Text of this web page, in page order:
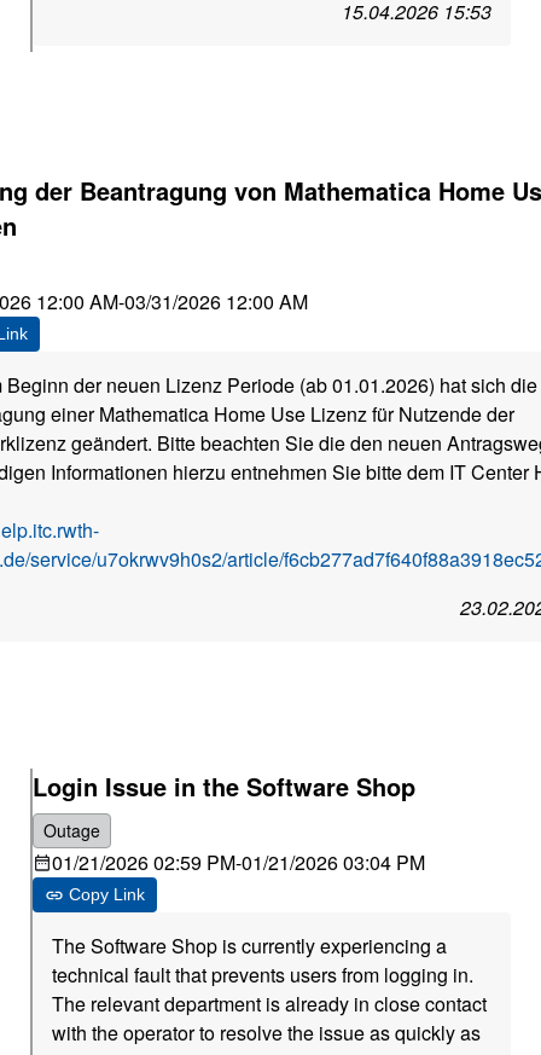
15.04.2026 15:53
der Beantragung von Mathematica Home
12:00 AM-03/31/2026 12:00 AM
Beginn der neuen Lizenz Periode (ab 01.01.2026) hat sich die
einer Mathematica Home Use Lizenz für Nutzende der
geändert. Bitte beachten Sie die den neuen
Informationen hierzu entnehmen Sie bitte dem IT Center
service/u7okrwv9h0s2/article/
Login Issue in the Software Shop
Outage
01/21/2026 02:59 PM-01/21/2026 03:04 PM
Copy Link
The Software Shop is currently experiencing a
technical fault that prevents users from logging in.
The relevant department is already in close contact
with the operator to resolve the issue as quickly as